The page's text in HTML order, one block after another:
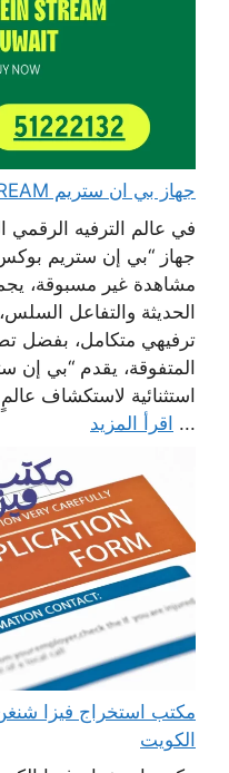
جهاز بي ان ستريم beIN STREAM الكويت مع اشتراك
في عالم الترفيه الرقمي
جهاز “بي إن ستريم
مشاهدة غير مسبوقة،
الحديثة والتفاعل
ترفيهي متكامل، بفضل
المتفوقة، يقدم “بي إن
استثنائية لاستكشاف
... اقرأ المزيد
الكويت